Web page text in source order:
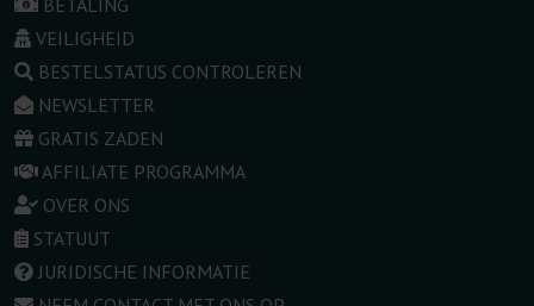
BETALING
VEILIGHEID
BESTELSTATUS CONTROLEREN
NEWSLETTER
GRATIS ZADEN
AFFILIATE PROGRAMMA
OVER ONS
STATUUT
JURIDISCHE INFORMATIE